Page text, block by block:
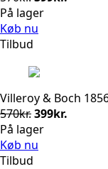
oprindelige
pris
På lager
Køb nu
Tilbud
Villeroy & Boch
570kr.Den
oprindelige
pris
399kr.
På lager
Køb nu
Tilbud